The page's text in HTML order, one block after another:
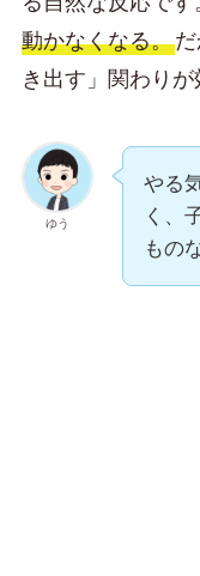
動かなくなる。だ
き出す」関わりが
ゆう
やる
く、
もの